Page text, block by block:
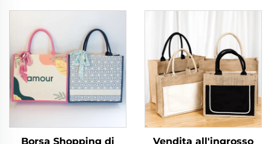
all'ingrosso in tela con
cerniera, borsa a mano
con logo stampato a
trasferimento termico
e manico in corda con
motivo a lettere,
regalo
beige nera vuota in
con logo per donna, a
tracolla, per alimentari
Borsa Shopping di Vendita all'ingrosso